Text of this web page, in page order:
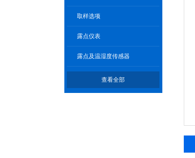
取样选项
露点仪表
露点及温湿度传感器
查看全部